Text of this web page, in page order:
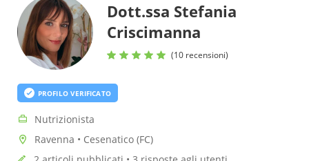
Dott.ssa Stefania
Criscimanna
(10 recensioni)
PROFILO VERIFICATO
Nutrizionista
Ravenna • Cesenatico (FC)